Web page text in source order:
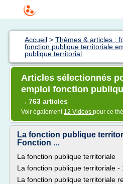
Accueil > Thèmes & articles :
fonction publique territoriale
publique territorial
Articles sélectionnés
emploi fonction
→ 763 articles
Voir également 12 Vidéos pour ce
La fonction publique
Fonction ...
La fonction publique territoriale
La fonction publique territoriale -
La fonction publique territoriale